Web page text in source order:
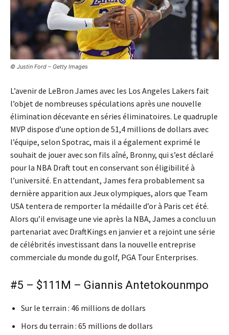
© Justin Ford – Getty Images
L’avenir de LeBron James avec les Los Angeles Lakers fait
l’objet de nombreuses spéculations après une nouvelle
élimination décevante en séries éliminatoires. Le quadruple
MVP dispose d’une option de 51,4 millions de dollars avec
l’équipe, selon Spotrac, mais il a également exprimé le
souhait de jouer avec son fils aîné, Bronny, qui s’est déclaré
pour la NBA Draft tout en conservant son éligibilité à
l’université. En attendant, James fera probablement sa
dernière apparition aux Jeux olympiques, alors que Team
USA tentera de remporter la médaille d’or à Paris cet été.
Alors qu’il envisage une vie après la NBA, James a conclu un
partenariat avec DraftKings en janvier et a rejoint une série
de célébrités investissant dans la nouvelle entreprise
commerciale du monde du golf, PGA Tour Enterprises.
#5 – $111M – Giannis Antetokounmpo
Sur le terrain : 46 millions de dollars
Hors du terrain : 65 millions de dollars